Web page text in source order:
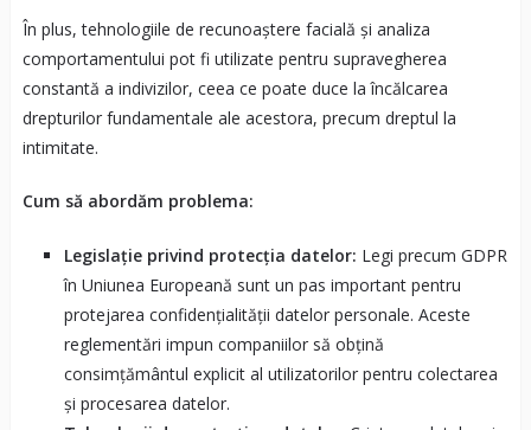
În plus, tehnologiile de recunoaștere facială și analiza
comportamentului pot fi utilizate pentru supravegherea
constantă a indivizilor, ceea ce poate duce la încălcarea
drepturilor fundamentale ale acestora, precum dreptul la
intimitate.
Cum să abordăm problema:
Legislație privind protecția datelor: Legi precum GDPR
în Uniunea Europeană sunt un pas important pentru
protejarea confidențialității datelor personale. Aceste
reglementări impun companiilor să obțină
consimțământul explicit al utilizatorilor pentru colectarea
și procesarea datelor.